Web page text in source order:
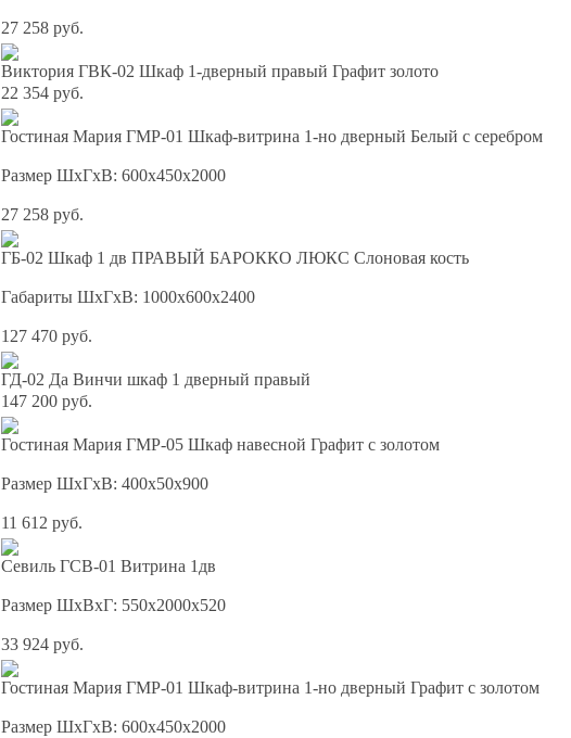
27 258 руб.
Виктория ГВК-02 Шкаф 1-дверный правый Графит золото
22 354 руб.
Гостиная Мария ГМР-01 Шкаф-витрина 1-но дверный Белый с серебром
Размер ШхГхВ: 600х450х2000
27 258 руб.
ГБ-02 Шкаф 1 дв ПРАВЫЙ БАРОККО ЛЮКС Слоновая кость
Габариты ШхГхВ: 1000х600х2400
127 470 руб.
ГД-02 Да Винчи шкаф 1 дверный правый
147 200 руб.
Гостиная Мария ГМР-05 Шкаф навесной Графит с золотом
Размер ШхГхВ: 400х50х900
11 612 руб.
Севиль ГСВ-01 Витрина 1дв
Размер ШхВхГ: 550х2000х520
33 924 руб.
Гостиная Мария ГМР-01 Шкаф-витрина 1-но дверный Графит с золотом
Размер ШхГхВ: 600х450х2000